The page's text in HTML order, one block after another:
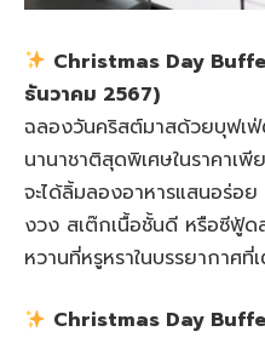
Christmas Day
ธันวาคม 2567)
ฉลองวันคริสต์มาสด้วยบุฟเ
นานาชาติสุดพิเศษในราคาเพี
จะได้ลิ้มลองอาหารแสนอร่อย
งวง สเต๊กเนื้อชั้นดี หรือซีฟู้
หวานที่หรูหราในบรรยากาศที่
Christmas Day